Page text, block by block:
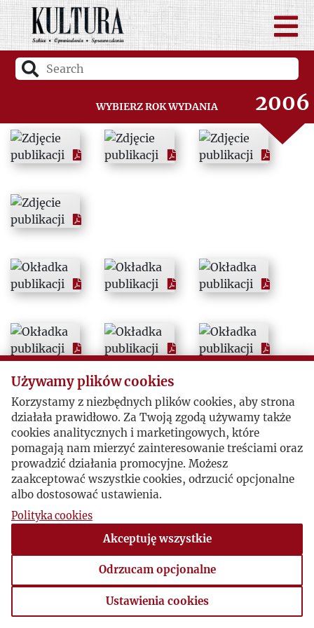
Wybierz rok wydania
2004
2005
2006
2007
2010
Używamy plików cookies
Korzystamy z niezbędnych plików cookies, aby strona
działała prawidłowo. Za Twoją zgodą używamy także
cookies analitycznych i marketingowych, które
pomagają nam mierzyć zainteresowanie treściami oraz
prowadzić działania promocyjne. Możesz
zaakceptować wszystkie cookies, odrzucić opcjonalne
albo dostosować ustawienia.
Polityka cookies
Akceptuję wszystkie
Odrzucam opcjonalne
Ustawienia cookies
Ustawienia cookies